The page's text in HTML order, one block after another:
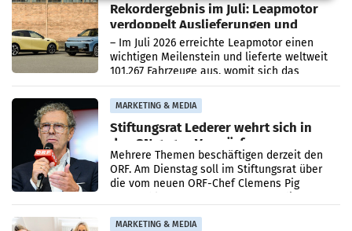
Rekordergebnis im Juli: Leapmotor
verdoppelt Auslieferungen und
überschreitet die 100.000er-Marke
– Im Juli 2026 erreichte Leapmotor einen
wichtigen Meilenstein und lieferte weltweit
101.267 Fahrzeuge aus, womit sich das
Ergebnis gegenüber Juli 2025 mehr als
verdoppelte (+102
MARKETING & MEDIA
Stiftungsrat Lederer wehrt sich in
den SN gegen Vorwürfe
Mehrere Themen beschäftigen derzeit den
ORF. Am Dienstag soll im Stiftungsrat über
die vom neuen ORF-Chef Clemens Pig
MARKETING & MEDIA